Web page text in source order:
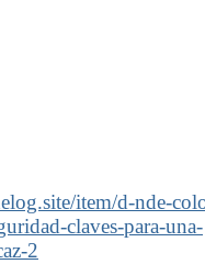
item/d-nde-
claves-para-una-
2